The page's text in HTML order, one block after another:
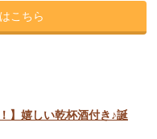
こちら
】嬉しい乾杯酒付き♪誕